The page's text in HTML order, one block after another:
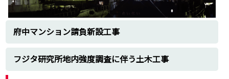
府中マンション請負新設工事
フジタ研究所地内強度調査に伴う土木工事